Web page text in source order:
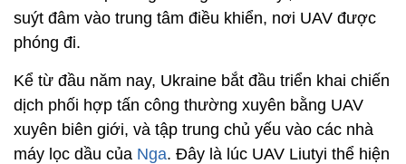
suýt đâm vào trung tâm điều khiển, nơi UAV được
phóng đi.
Kể từ đầu năm nay, Ukraine bắt đầu triển khai chiến
dịch phối hợp tấn công thường xuyên bằng UAV
xuyên biên giới, và tập trung chủ yếu vào các nhà
máy lọc dầu của Nga. Đây là lúc UAV Liutyi thể hiện